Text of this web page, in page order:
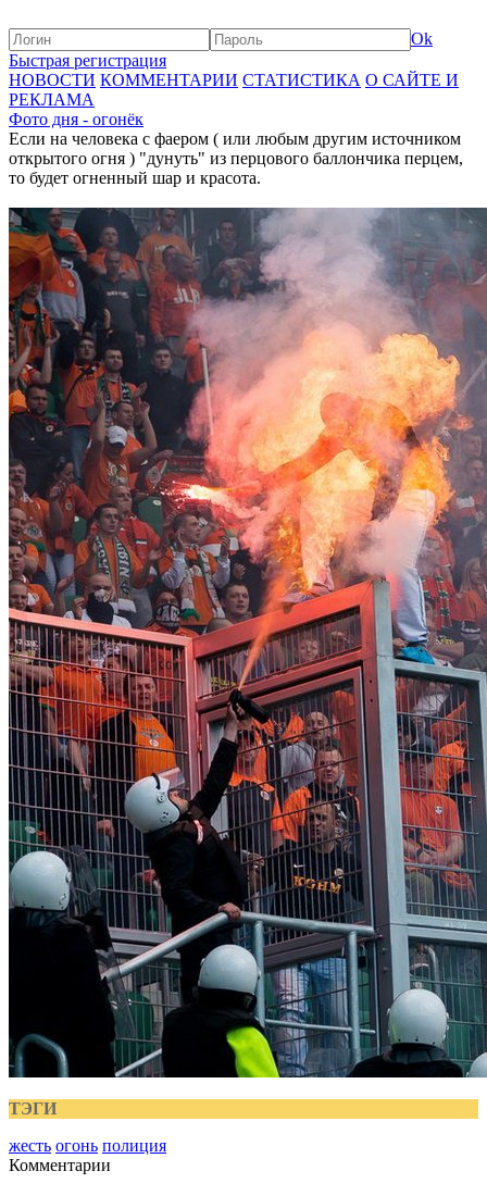
Ok
Быстрая регистрация
НОВОСТИ КОММЕНТАРИИ СТАТИСТИКА О САЙТЕ И
РЕКЛАМА
Фото дня - огонёк
Если на человека с фаером ( или любым другим источником
открытого огня ) "дунуть" из перцового баллончика перцем,
то будет огненный шар и красота.
ТЭГИ
жесть огонь полиция
Комментарии